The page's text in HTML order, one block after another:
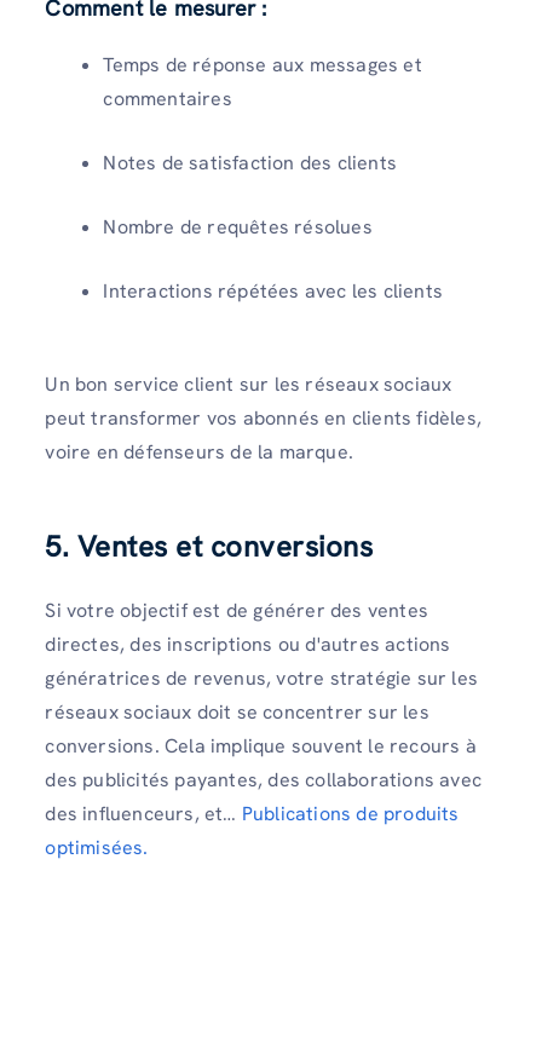
Comment le mesurer :
Temps de réponse aux messages et
commentaires
Notes de satisfaction des clients
Nombre de requêtes résolues
Interactions répétées avec les clients
Un bon service client sur les réseaux sociaux
peut transformer vos abonnés en clients fidèles,
voire en défenseurs de la marque.
5. Ventes et conversions
Si votre objectif est de générer des ventes
directes, des inscriptions ou d'autres actions
génératrices de revenus, votre stratégie sur les
réseaux sociaux doit se concentrer sur les
conversions. Cela implique souvent le recours à
des publicités payantes, des collaborations avec
des influenceurs, et… Publications de produits
optimisées.